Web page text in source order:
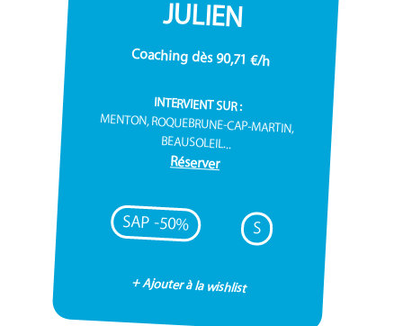
JULIEN
Coaching dès 90,71 €/h
INTERVIENT SUR :
MENTON, ROQUEBRUNE-CAP-MARTIN,
BEAUSOLEIL...
Réserver
SAP -50% S
+ Ajouter à la wishlist